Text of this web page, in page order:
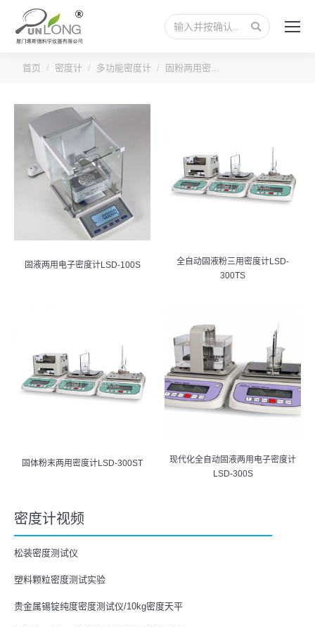
搜
索：
您的位置：
首页 密度计 多功能密度计 固粉两用密…
固液两用电子密度计LSD-100S
全自动固液粉三用密度计LSD-
300TS
固体粉末两用密度计LSD-300ST
现代化全自动固液两用电子密度计
LSD-300S
密度计视频
松装密度测试仪
塑料颗粒密度测试实验
贵金属锡锭纯度密度测试仪/10kg密度天平